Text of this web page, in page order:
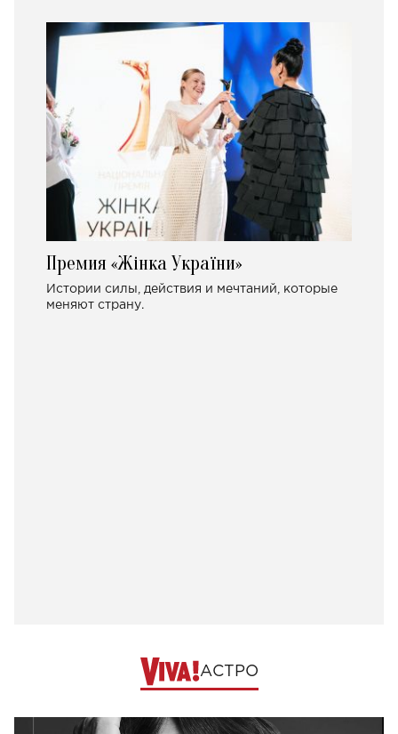
Премия «Жінка України»
Истории силы, действия и мечтаний, которые
меняют страну.
АСТРО